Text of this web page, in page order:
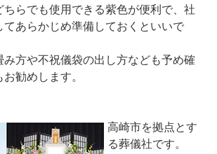
ちらでも使用できる紫色が便利で、社
てあらかじめ準備しておくといいで
み方や不祝儀袋の出し方なども予め確
勧めします。
高崎市を拠点とす
る葬儀社です。